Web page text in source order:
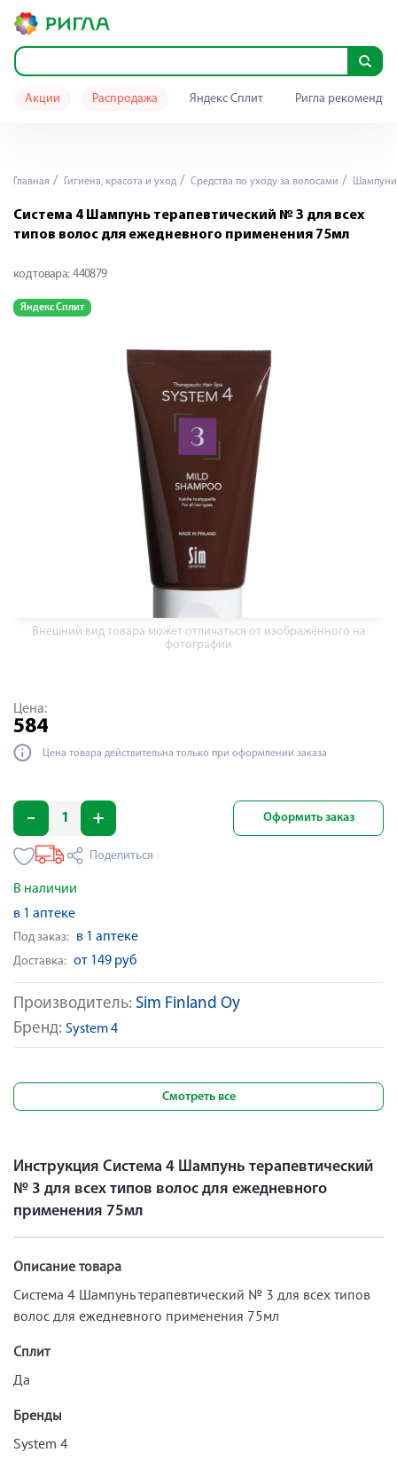
Акции Распродажа Яндекс Сплит Ригла
Главная Гигиена, красота и уход Средства по уходу за волосами Шампуни
Система 4 Шампунь терапевтический № 3 для всех
типов волос для ежедневного применения 75мл
код товара: 440879
Яндекс Сплит
Внешний вид товара может отличаться от изображённого на
фотографии
Производитель: Sim Finland Oy
Бренд: System 4
Цена:
584
Цена товара действительна только при оформлении заказа
Оформить заказ
Поделиться
В наличии
в 1 аптеке
Под заказ: в 1 аптеке
Доставка: от 149 руб
Смотреть все
Инструкция Система 4 Шампунь терапевтический
№ 3 для всех типов волос для ежедневного
применения 75мл
Описание товара
Система 4 Шампунь терапевтический № 3 для всех типов
волос для ежедневного применения 75мл
Сплит
Да
Бренды
System 4